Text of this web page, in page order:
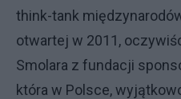
think-tank
otwartej w 2011,
Smolara z fundacji
która w Polsce,